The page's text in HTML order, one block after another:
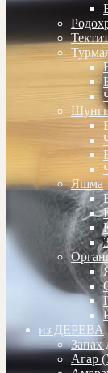
Тектит
Яшма
из ДЕРЕВА
Запах
Агар